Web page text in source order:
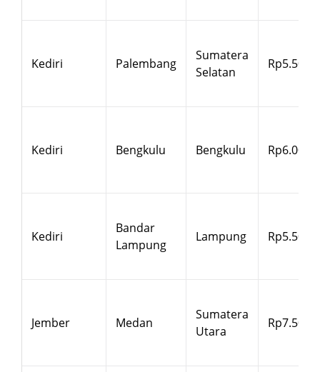
Kediri Palembang
Sumatera
Selatan
Rp5.500
Kediri Bengkulu Bengkulu Rp6.000
Kediri
Bandar
Lampung
Lampung Rp5.500
Jember Medan
Sumatera
Utara
Rp7.500